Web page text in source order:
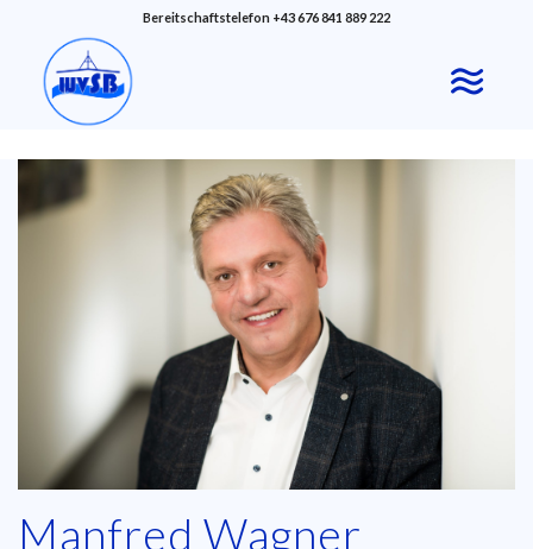
Bereitschaftstelefon +43 676 841 889 222
Manfred Wagner